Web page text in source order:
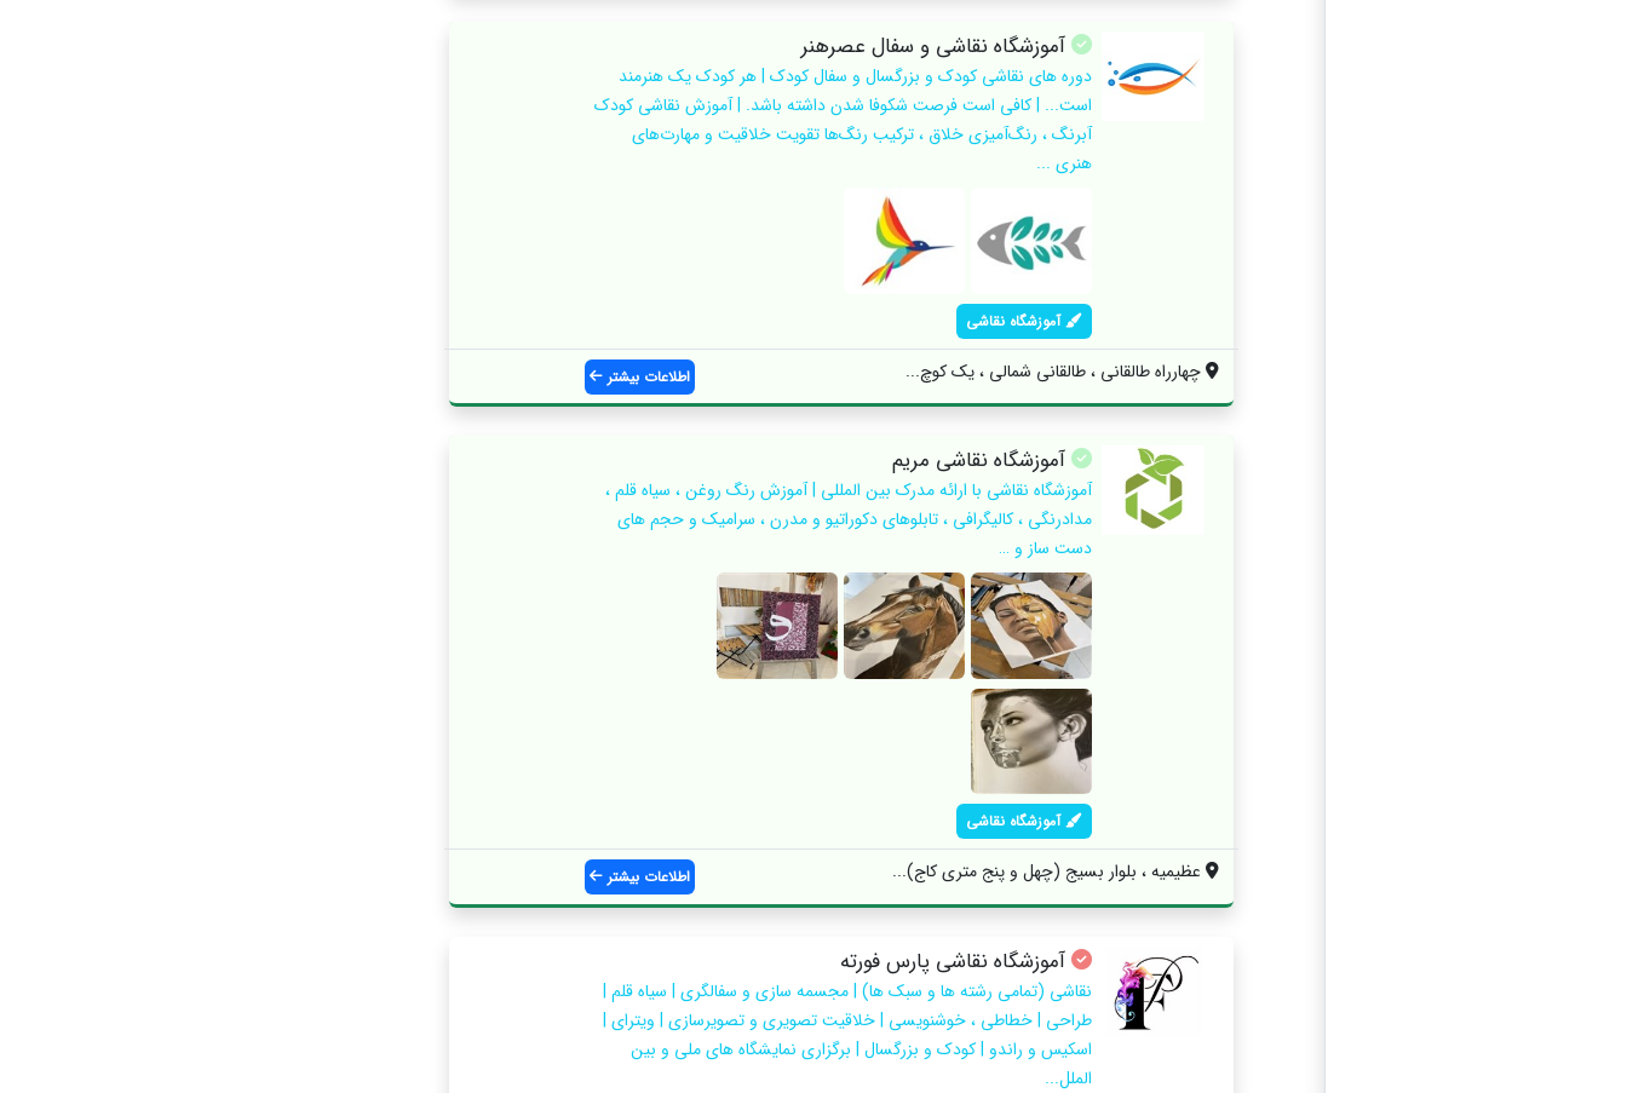
آموزشگاه نقاشی و سفال عصرهنر
دوره های نقاشی کودک و بزرگسال و سفال کودک | هر کودک یک هنرمند
است... | کافی است فرصت شکوفا شدن داشته باشد. | آموزش نقاشی کودک
آبرنگ ، رنگ‌آمیزی خلاق ، ترکیب رنگ‌ها تقویت خلاقیت و مهارت‌های
هنری ...
آموزشگاه نقاشی
چهارراه طالقانی ، طالقانی شمالی ، یک کوچ... اطلاعات بیشتر
آموزشگاه نقاشی مریم
آموزشگاه نقاشی با ارائه مدرک بین المللی | آموزش رنگ روغن ، سیاه قلم ،
مدادرنگی ، کالیگرافی ، تابلوهای دکوراتیو و مدرن ، سرامیک و حجم های
دست ساز و …
آموزشگاه نقاشی
عظیمیه ، بلوار بسیج (چهل و پنج متری کاج)... اطلاعات بیشتر
آموزشگاه نقاشی پارس فورته
نقاشی (تمامی رشته ها و سبک ها) | مجسمه سازی و سفالگری | سیاه قلم |
طراحی | خطاطی ، خوشنویسی | خلاقیت تصویری و تصویرسازی | ویترای |
اسکیس و راندو | کودک و بزرگسال | برگزاری نمایشگاه های ملی و بین
الملل...